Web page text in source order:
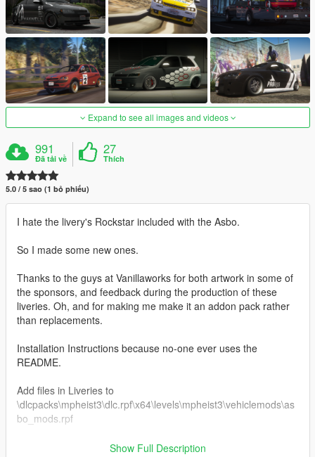
Expand to see all images and videos
991
Đã tải về
27
Thích
5.0 / 5 sao (1 bỏ phiếu)
I hate the livery's Rockstar included with the Asbo.
So I made some new ones.
Thanks to the guys at Vanillaworks for both artwork in some of
the sponsors, and feedback during the production of these
liveries. Oh, and for making me make it an addon pack rather
than replacements.
Installation Instructions because no-one ever uses the
README.
Add files in Liveries to
\dlcpacks\mpheist3\dlc.rpf\x64\levels\mpheist3\vehiclemods\as
bo_mods.rpf
Add files in Carcols to \dlcpacks\mpheist3\dlc.rpf\common\data
Show Full Description